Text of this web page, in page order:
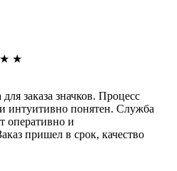
★ ★
заказа значков. Процесс
интуитивно понятен. Служба
оперативно и
пришел в срок, качество